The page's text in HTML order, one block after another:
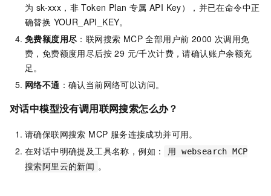
为 sk-xxx，非 Token Plan 专属 API Key），并已在命令中正
确替换 YOUR_API_KEY。
免费额度用尽 ：联网搜索 MCP 全部用户前 2000 次调用免
费，免费额度用尽后按 29 元/千次计费，请确认账户余额充
足。
网络不通 ：确认当前网络可以访问。
对话中模型没有调用联网搜索怎么办？
请确保联网搜索 MCP 服务连接成功并可用。
在对话中明确提及工具名称，例如：
用 websearch MCP
搜索阿里云的新闻 。